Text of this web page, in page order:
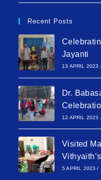
Recent Posts
Jayanti
13 APRIL 2023
Dr.
12 APRIL 2023
Visited
5 APRIL 2023 /